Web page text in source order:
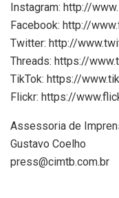
Instagram: http://
Facebook: http://
Twitter: http://
Threads: https://
TikTok: https://
Flickr: https://
Assessoria de
Gustavo Coelho
press@cimtb.com.br